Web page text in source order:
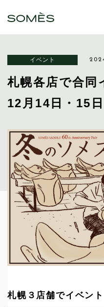
イベント
札幌各店で合同
12月14日・15日
札幌３店舗でイベン